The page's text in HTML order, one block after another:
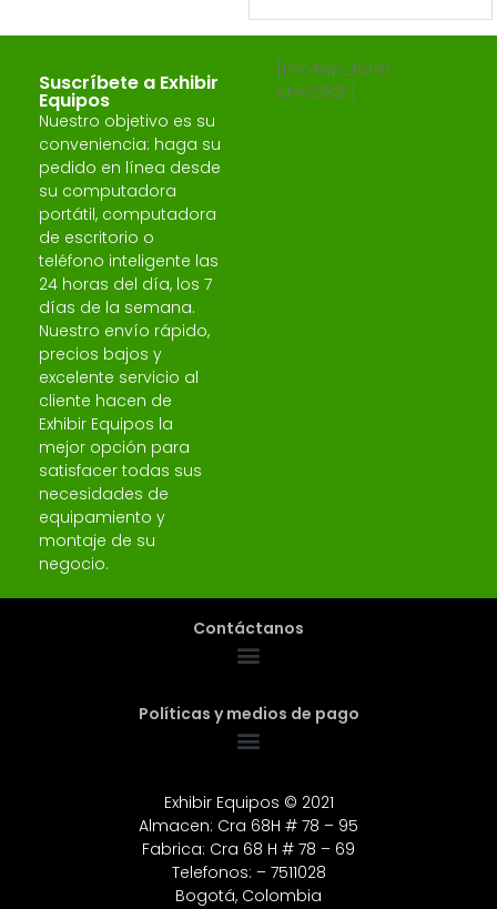
Suscríbete a Exhibir
Equipos
Nuestro objetivo es su
conveniencia: haga su
pedido en línea desde
su computadora
portátil, computadora
de escritorio o
teléfono inteligente las
24 horas del día, los 7
días de la semana.
Nuestro envío rápido,
precios bajos y
excelente servicio al
cliente hacen de
Exhibir Equipos la
mejor opción para
satisfacer todas sus
necesidades de
equipamiento y
montaje de su
negocio.
[mc4wp_form
id=»2383″]
Contáctanos
Políticas y medios de pago
Exhibir Equipos © 2021
Almacen: Cra 68H # 78 – 95
Fabrica: Cra 68 H # 78 – 69
Telefonos: – 7511028
Bogotá, Colombia